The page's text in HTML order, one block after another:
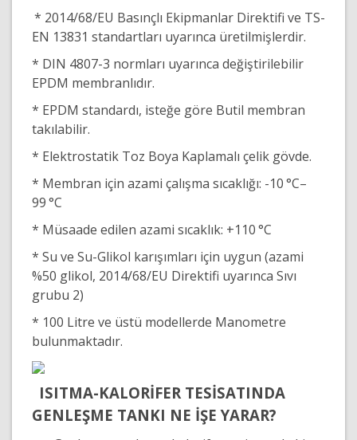
* 2014/68/EU Basınçlı Ekipmanlar Direktifi ve TS-
EN 13831 standartları uyarınca üretilmişlerdir.
* DIN 4807-3 normları uyarınca değiştirilebilir
EPDM membranlıdır.
* EPDM standardı, isteğe göre Butil membran
takılabilir.
* Elektrostatik Toz Boya Kaplamalı çelik gövde.
* Membran için azami çalışma sıcaklığı: -10 °C–
99 °C
* Müsaade edilen azami sıcaklık: +110 °C
* Su ve Su-Glikol karışımları için uygun (azami
%50 glikol, 2014/68/EU Direktifi uyarınca Sıvı
grubu 2)
* 100 Litre ve üstü modellerde Manometre
bulunmaktadır.
ISITMA-KALORİFER TESİSATINDA
GENLEŞME TANKI NE İŞE YARAR?